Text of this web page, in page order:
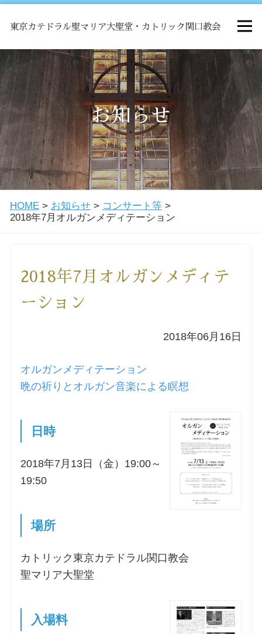
東京カテドラル聖マリア大聖堂・カトリック関口教会
HOME
ミサ
お知らせ
関口教会について
教会学校・中高生会
洗礼を希望される方
森田神父の講座
三田助祭の講座
オルガンメディテーション
お問合せ
ご利用にあたって
お知らせ
HOME> お知らせ> コンサート等>
2018年7月オルガンメディテーション
2018年7月オルガンメディテ
ーション
2018年06月16日
オルガンメディテーション
晩の祈りとオルガン音楽による瞑想
日時
2018年7月13日（金）19:00～
19:50
場所
カトリック東京カテドラル関口教会
聖マリア大聖堂
入場料